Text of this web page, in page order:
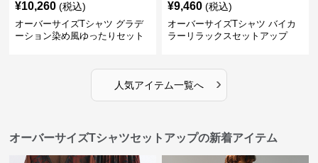
¥10,260 (税込)
オーバーサイズTシャツ グラデ
ーション染め風ゆったりセット
¥9,460 (税込)
オーバーサイズTシャツ バイカ
ラーリラックスセットアップ
人気アイテム一覧へ ›
オーバーサイズTシャツセットアップの新着アイテム